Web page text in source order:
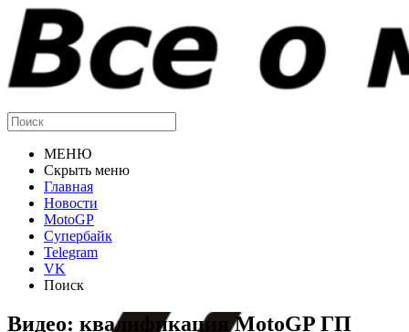
МЕНЮ
Скрыть меню
Главная
Новости
MotoGP
Супербайк
Telegram
VK
Поиск
Видео: квалификация MotoGP ГП